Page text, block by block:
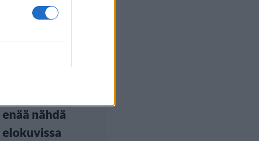
Viihdeuutiset
enää nähdä
elokuvissa